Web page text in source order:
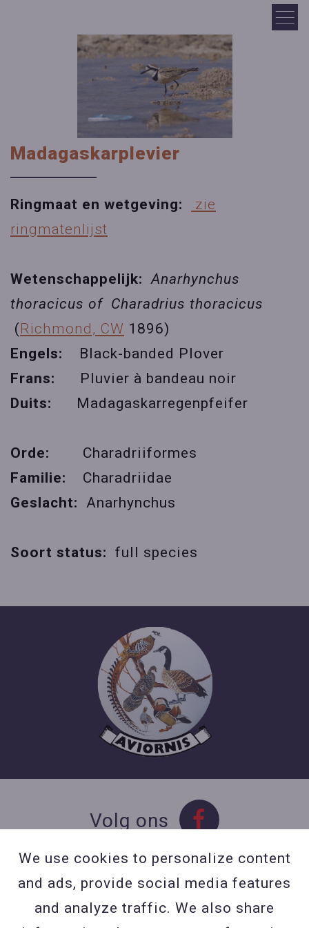
Madagaskarplevier
Ringmaat en wetgeving:
zie
ringmatenlijst
Wetenschappelijk:Anarhynchus
thoracicus of Charadrius thoracicus
(Richmond, CW 1896)
Engels: Black-banded Plover
Frans: Pluvier à bandeau noir
Duits:
Madagaskarregenpfeifer
Orde: Charadriiformes
Familie: Charadriidae
Geslacht: Anarhynchus
Soort status: full species
Volg ons
Contact
Contacteer ons
We use cookies to personalize content
and ads, provide social media features
and analyze traffic. We also share